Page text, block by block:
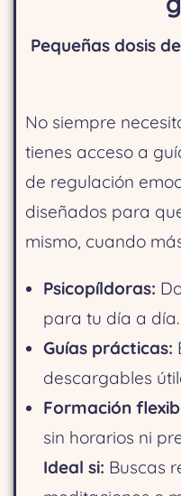
Pequeñas dosis
No siempre
tienes acceso a
de regulación
diseñados para
mismo, cuando
Psicopíldoras:
para tu día a día.
Guías prácticas:
descargables
Formación
sin horarios ni
Ideal si: Buscas